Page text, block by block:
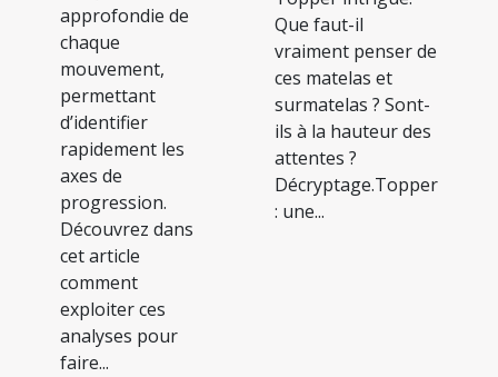
approfondie de
chaque
mouvement,
permettant
d’identifier
rapidement les
axes de
progression.
Découvrez dans
cet article
comment
exploiter ces
analyses pour
faire...
Que faut-il
vraiment penser de
ces matelas et
surmatelas ? Sont-
ils à la hauteur des
attentes ?
Décryptage.Topper
: une...